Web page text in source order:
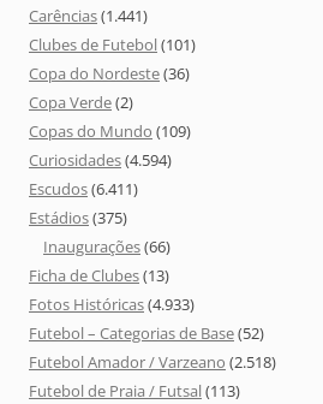
Carências(1.441)
Clubes de Futebol(101)
Copa do Nordeste(36)
Copa Verde(2)
Copas do Mundo (109)
Curiosidades(4.594)
Escudos(6.411)
Estádios(375)
Inaugurações(66)
Ficha de Clubes(13)
Fotos Históricas(4.933)
Futebol – Categorias de Base(52)
Futebol Amador / Varzeano (2.518)
Futebol de Praia / Futsal(113)